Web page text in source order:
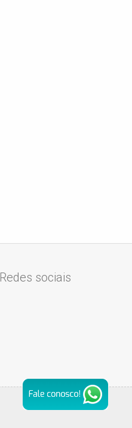
Redes sociais